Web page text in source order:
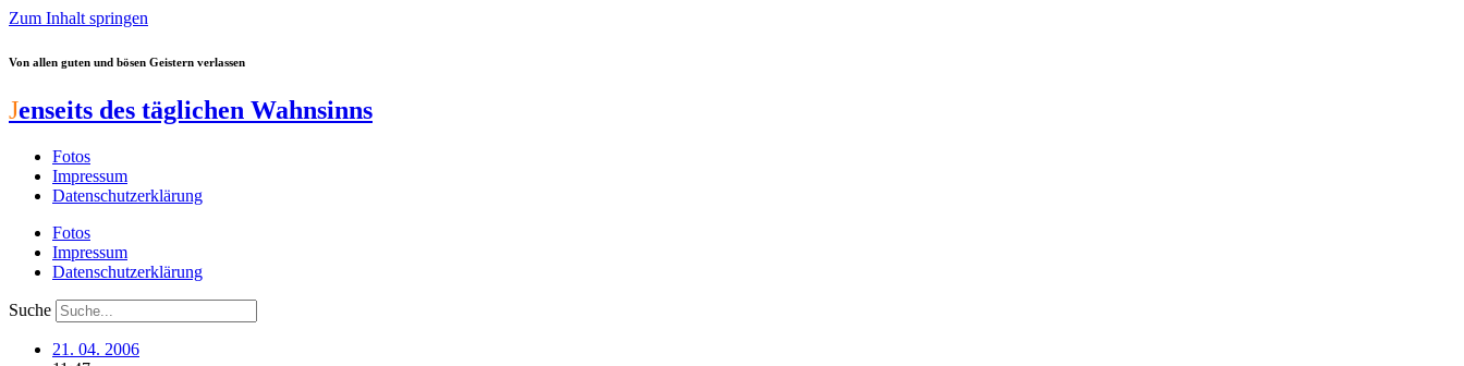
Zum Inhalt springen
Von allen guten und bösen Geistern verlassen
Jenseits des täglichen Wahnsinns
Fotos
Impressum
Datenschutzerklärung
Fotos
Impressum
Datenschutzerklärung
Suche
21. 04. 2006